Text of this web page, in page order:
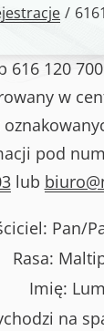
/
616 120
w
pod
lub
Pan/
Rasa:
Imię:
na